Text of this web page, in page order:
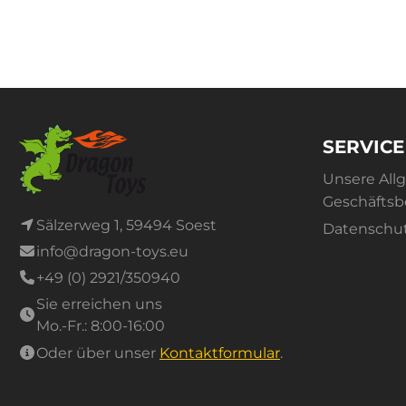
Sälzerweg 1, 59494 Soest
info@dragon-toys.eu
+49 (0) 2921/350940
Sie erreichen uns
Mo.-Fr.: 8:00-16:00
Oder über unser Kontaktformular.
SERVICE
Unsere